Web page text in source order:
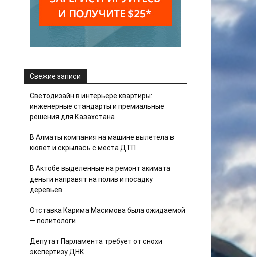
Свежие записи
Светодизайн в интерьере квартиры:
инженерные стандарты и премиальные
решения для Казахстана
В Алматы компания на машине вылетела в
кювет и скрылась с места ДТП
В Актобе выделенные на ремонт акимата
деньги направят на полив и посадку
деревьев
Отставка Карима Масимова была ожидаемой
— политологи
Депутат Парламента требует от снохи
экспертизу ДНК